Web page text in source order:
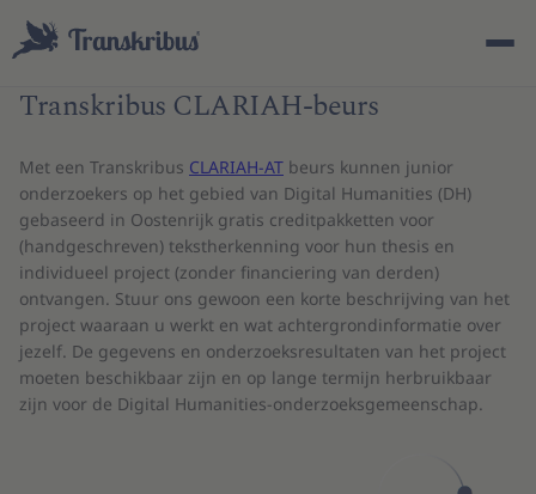
Begin met typen om te zoeken in modellen, sites en
blogberichten...
Transkribus CLARIAH-beurs
Met een Transkribus CLARIAH-AT beurs kunnen junior
onderzoekers op het gebied van Digital Humanities (DH)
gebaseerd in Oostenrijk gratis creditpakketten voor
(handgeschreven) tekstherkenning voor hun thesis en
individueel project (zonder financiering van derden)
ontvangen. Stuur ons gewoon een korte beschrijving van het
project waaraan u werkt en wat achtergrondinformatie over
jezelf. De gegevens en onderzoeksresultaten van het project
moeten beschikbaar zijn en op lange termijn herbruikbaar
zijn voor de Digital Humanities-onderzoeksgemeenschap.